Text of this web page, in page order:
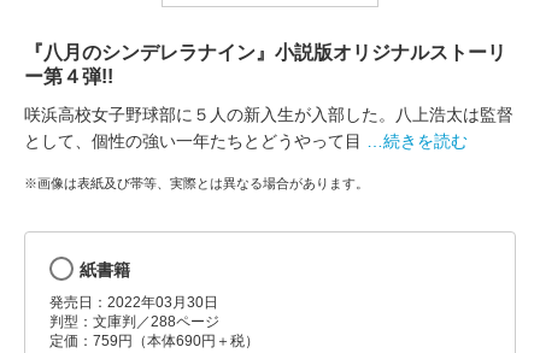
『八月のシンデレラナイン』小説版オリジナルストーリ
ー第４弾!!
咲浜高校女子野球部に５人の新入生が入部した。八上浩太は監督
として、個性の強い一年たちとどうやって目
…続きを読む
※画像は表紙及び帯等、実際とは異なる場合があります。
紙書籍
発売日：2022年03月30日
判型：文庫判／288ページ
定価：759円（本体690円＋税）